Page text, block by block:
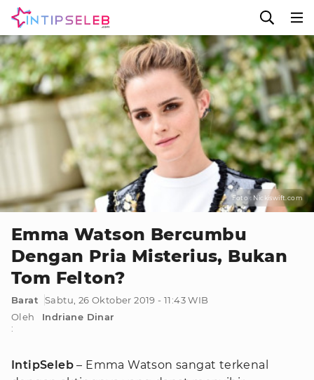
Foto : Nickiswift.com
Emma Watson Bercumbu
Dengan Pria Misterius, Bukan
Tom Felton?
Barat
Sabtu, 26 Oktober 2019 - 11:43 WIB
Oleh
:
Indriane Dinar
IntipSeleb – Emma Watson sangat terkenal